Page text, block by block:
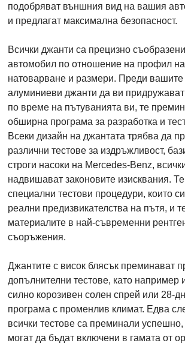
подобряват външния вид на вашия
и предлагат максимална безопасност.
Всички джанти са прецизно
автомобил по отношение на профил на
натоварване и размери. Преди вашите
алуминиеви джанти да ви
по време на пътуванията ви, те
обширна програма за разработка и
Всеки дизайн на джантата трябва да
различни тестове за издръжливост,
строги насоки на Mercedes-Benz,
надвишават законовите изисквания.
специални тестови процедури, които
реални предизвикателства на пътя, и
материалите в най-съвременни
съоръжения.
Джантите с висок блясък преминават
допълнителни тестове, като например
силно корозивен солен спрей или 28-
програма с променлив климат. Едва
всички тестове са преминали
могат да бъдат включени в гамата от